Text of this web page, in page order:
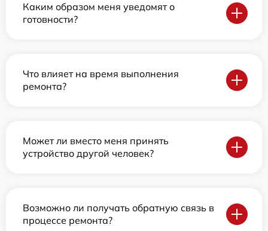
Каким образом меня уведомят о
готовности?
Что влияет на время выполнения
ремонта?
Может ли вместо меня принять
устройство другой человек?
Возможно ли получать обратную связь в
процессе ремонта?